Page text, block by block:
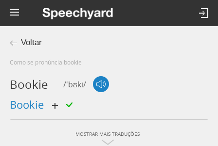
Voltar
Como se pronúncia bookie
Bookie /'bʊki/
bookie
MOSTRAR MAIS TRADUÇÕES